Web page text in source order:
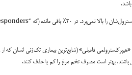
باشند، بهتر است مصرف تخم مرغ را کم یا حذف کنند.